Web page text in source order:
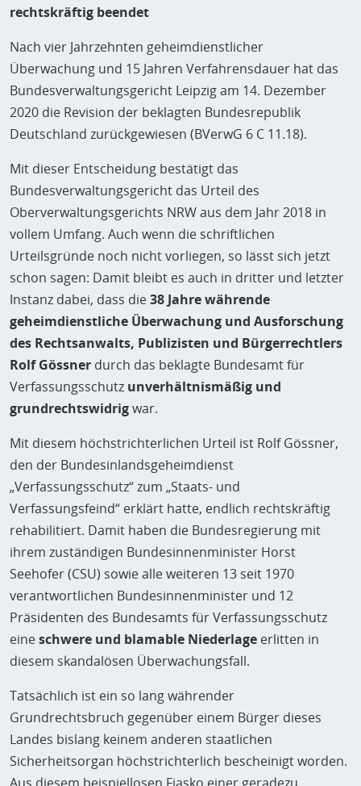
rechtskräftig beendet
Nach vier Jahrzehnten geheimdienstlicher
Überwachung und 15 Jahren Verfahrensdauer hat das
Bundesverwaltungsgericht Leipzig am 14. Dezember
2020 die Revision der beklagten Bundesrepublik
Deutschland zurückgewiesen (BVerwG 6 C 11.18).
Mit dieser Entscheidung bestätigt das
Bundesverwaltungsgericht das Urteil des
Oberverwaltungsgerichts NRW aus dem Jahr 2018 in
vollem Umfang. Auch wenn die schriftlichen
Urteilsgründe noch nicht vorliegen, so lässt sich jetzt
schon sagen: Damit bleibt es auch in dritter und letzter
Instanz dabei, dass die38 Jahre währende
geheimdienstliche Überwachung und Ausforschung
des Rechtsanwalts, Publizisten und Bürgerrechtlers
Rolf Gössner durch das beklagte Bundesamt für
Verfassungsschutz unverhältnismäßig und
grundrechtswidrigwar.
Mit diesem höchstrichterlichen Urteil ist Rolf Gössner,
den der Bundesinlandsgeheimdienst
„Verfassungsschutz“ zum „Staats- und
Verfassungsfeind“ erklärt hatte, endlich rechtskräftig
rehabilitiert. Damit haben die Bundesregierung mit
ihrem zuständigen Bundesinnenminister Horst
Seehofer (CSU) sowie alle weiteren 13 seit 1970
verantwortlichen Bundesinnenminister und 12
Präsidenten des Bundesamts für Verfassungsschutz
eineschwere und blamable Niederlage erlitten in
diesem skandalösen Überwachungsfall.
Tatsächlich ist ein so lang währender
Grundrechtsbruch gegenüber einem Bürger dieses
Landes bislang keinem anderen staatlichen
Sicherheitsorgan höchstrichterlich bescheinigt worden.